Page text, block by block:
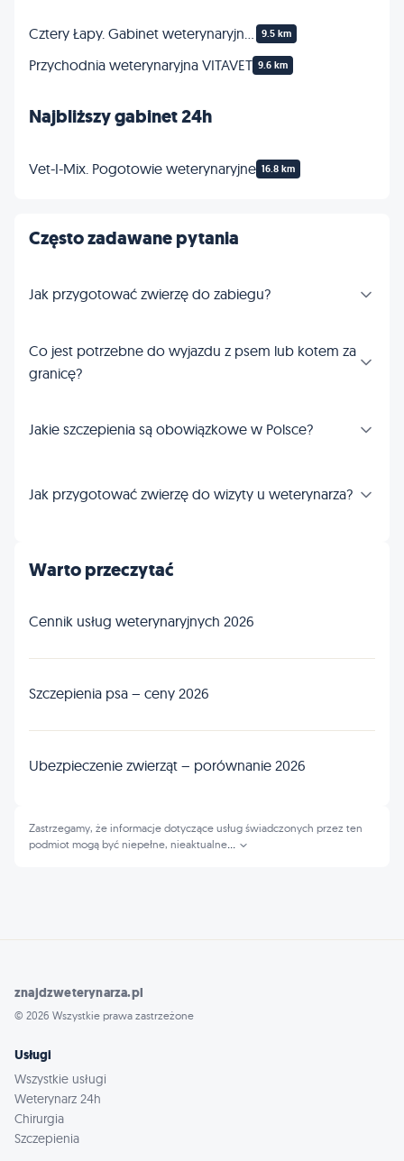
9.5 km
Przychodnia weterynaryjna VITAVET 9.6 km
Najbliższy gabinet 24h
Vet-I-Mix. Pogotowie weterynaryjne 16.8 km
Często zadawane pytania
Jak przygotować zwierzę do zabiegu?
Co jest potrzebne do wyjazdu z psem lub kotem za
granicę?
Jakie szczepienia są obowiązkowe w Polsce?
Jak przygotować zwierzę do wizyty u weterynarza?
Warto przeczytać
Cennik usług weterynaryjnych 2026
Szczepienia psa – ceny 2026
Ubezpieczenie zwierząt – porównanie 2026
Zastrzegamy, że informacje dotyczące usług świadczonych przez ten
podmiot mogą być niepełne, nieaktualne
znajdzweterynarza.pl
© 2026 Wszystkie prawa zastrzeżone
Usługi
Wszystkie usługi
Weterynarz 24h
Chirurgia
Szczepienia